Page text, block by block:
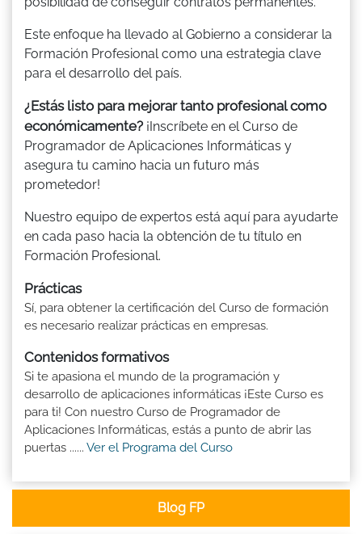
Este enfoque ha llevado al Gobierno a considerar la
Formación Profesional como una estrategia clave
para el desarrollo del país.
¿Estás listo para mejorar tanto profesional como
económicamente? ¡Inscríbete en el Curso de
Programador de Aplicaciones Informáticas y
asegura tu camino hacia un futuro más
prometedor!
Nuestro equipo de expertos está aquí para ayudarte
en cada paso hacia la obtención de tu título en
Formación Profesional.
Prácticas
Sí, para obtener la certificación del Curso de formación
es necesario realizar prácticas en empresas.
Contenidos formativos
Si te apasiona el mundo de la programación y
desarrollo de aplicaciones informáticas ¡Este Curso es
para ti! Con nuestro Curso de Programador de
Aplicaciones Informáticas, estás a punto de abrir las
puertas ...... Ver el Programa del Curso
Blog FP